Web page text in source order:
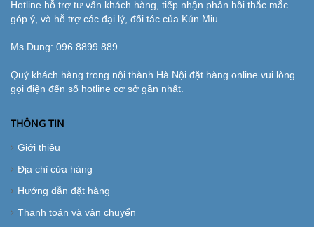
Hotline hỗ trợ tư vấn khách hàng, tiếp nhận phản hồi thắc mắc
góp ý, và hỗ trợ các đại lý, đối tác của Kún Miu.
Ms.Dung: 096.8899.889
Quý khách hàng trong nội thành Hà Nội đặt hàng online vui lòng
gọi điện đến số hotline cơ sở gần nhất.
THÔNG TIN
Giới thiệu
Địa chỉ cửa hàng
Hướng dẫn đặt hàng
Thanh toán và vận chuyển